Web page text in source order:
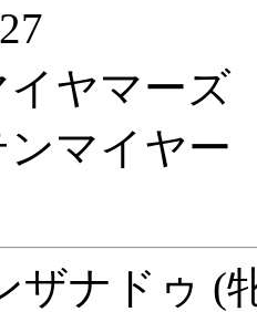
ヤマーズ
マイヤー
ザナドゥ (